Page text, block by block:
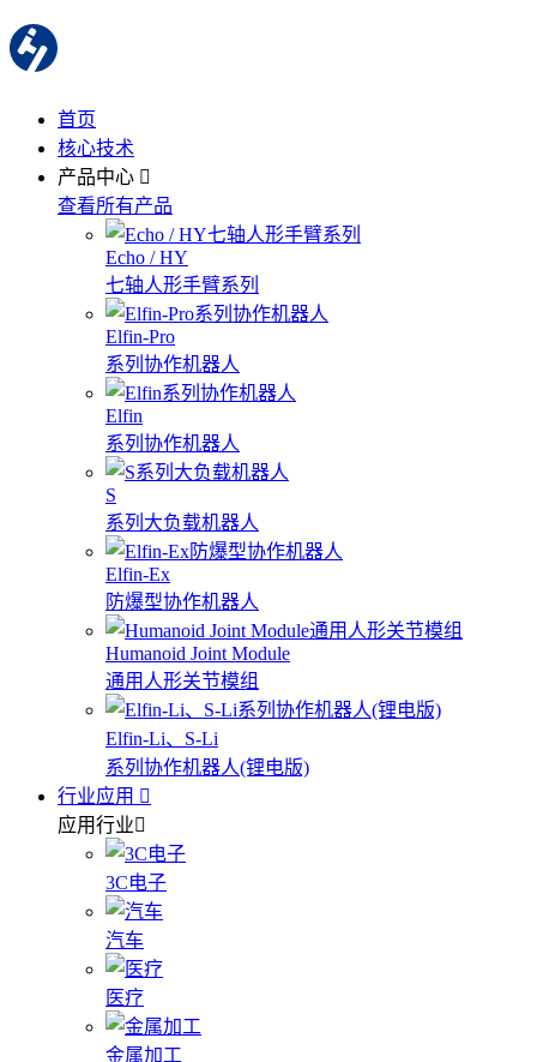
首页
核心技术
产品中心
查看所有产品
Echo / HY
七轴人形手臂系列
Elfin-Pro
系列协作机器人
Elfin
系列协作机器人
S
系列大负载机器人
Elfin-Ex
防爆型协作机器人
Humanoid Joint Module
通用人形关节模组
Elfin-Li、S-Li
系列协作机器人(锂电版)
行业应用
应用行业
3C电子
汽车
医疗
金属加工